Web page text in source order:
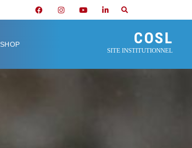
SHOP COSL
SITE INSTITUTIONNEL